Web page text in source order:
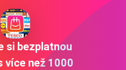
si bezplatnou
více než 1000